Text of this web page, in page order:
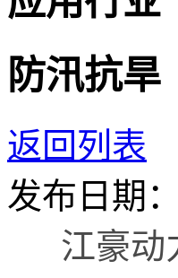
防汛抗旱
返回列表
发布日期
江豪动